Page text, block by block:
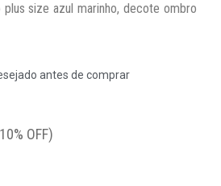
size azul marinho, decote ombro
antes de comprar
OFF)